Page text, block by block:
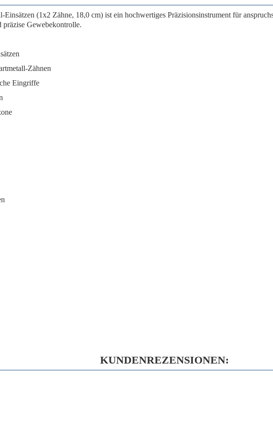
Einsätzen (1x2 Zähne, 18,0 cm) ist ein hochwertiges Präzisionsinstrument für
präzise Gewebekontrolle.
Zähnen
Eingriffe
KUNDENREZENSIONEN: